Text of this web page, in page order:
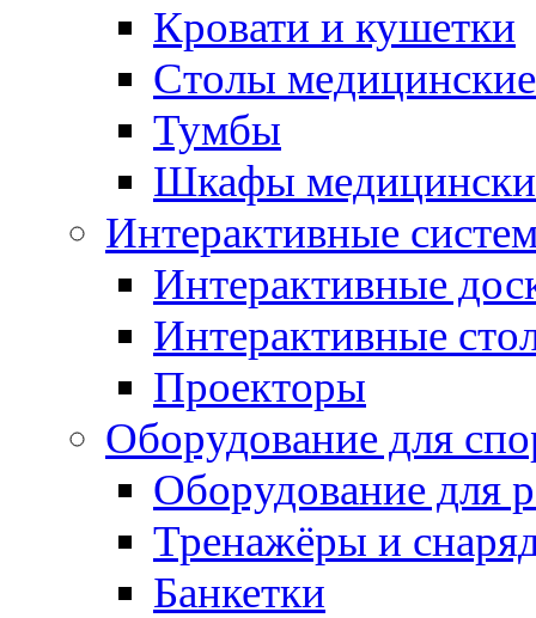
Кровати и кушетки
Столы медицинские
Тумбы
Шкафы
Интерактивные
Интерактивные
Интерактивные
Проекторы
Оборудование для
Оборудование для
Тренажёры и
Банкетки